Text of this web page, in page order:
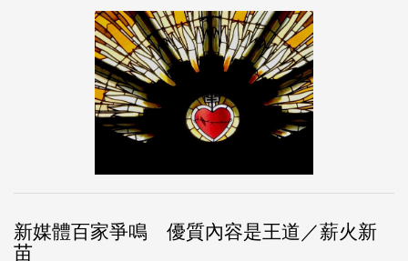
新媒體百家爭鳴 優質內容是王道／薪火新
苗